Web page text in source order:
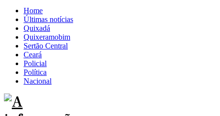
Home
Últimas notícias
Quixadá
Quixeramobim
Sertão Central
Ceará
Policial
Política
Nacional